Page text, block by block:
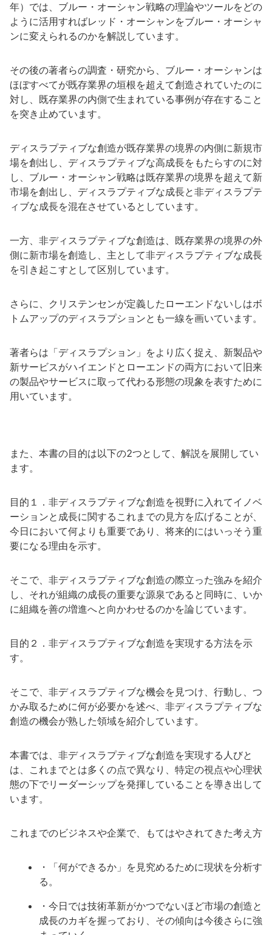
年）では、ブルー・オーシャン戦略の理論やツールをどの
ように活用すればレッド・オーシャンをブルー・オーシャ
ンに変えられるのかを解説しています。
その後の著者らの調査・研究から、ブルー・オーシャンは
ほぼすべてが既存業界の垣根を超えて創造されていたのに
対し、既存業界の内側で生まれている事例が存在すること
を突き止めています。
ディスラプティブな創造が既存業界の境界の内側に新規市
場を創出し、ディスラプティブな高成長をもたらすのに対
し、ブルー・オーシャン戦略は既存業界の境界を超えて新
市場を創出し、ディスラプティブな成長と非ディスラプテ
ィブな成長を混在させているとしています。
一方、非ディスラプティブな創造は、既存業界の境界の外
側に新市場を創造し、主として非ディスラプティブな成長
を引き起こすとして区別しています。
さらに、クリステンセンが定義したローエンドないしはボ
トムアップのディスラプションとも一線を画いています。
著者らは「ディスラプション」をより広く捉え、新製品や
新サービスがハイエンドとローエンドの両方において旧来
の製品やサービスに取って代わる形態の現象を表すために
用いています。
また、本書の目的は以下の2つとして、解説を展開してい
ます。
目的１．非ディスラプティブな創造を視野に入れてイノベ
ーションと成長に関するこれまでの見方を広げることが、
今日において何よりも重要であり、将来的にはいっそう重
要になる理由を示す。
そこで、非ディスラプティブな創造の際立った強みを紹介
し、それが組織の成長の重要な源泉であると同時に、いか
に組織を善の増進へと向かわせるのかを論じています。
目的２．非ディスラプティブな創造を実現する方法を示
す。
そこで、非ディスラプティブな機会を見つけ、行動し、つ
かみ取るために何が必要かを述べ、非ディスラプティブな
創造の機会が熟した領域を紹介しています。
本書では、非ディスラプティブな創造を実現する人びと
は、これまでとは多くの点で異なり、特定の視点や心理状
態の下でリーダーシップを発揮していることを導き出して
います。
これまでのビジネスや企業で、もてはやされてきた考え方
・「何ができるか」を見究めるために現状を分析す
る。
・今日では技術革新がかつでないほど市場の創造と
成長のカギを握っており、その傾向は今後さらに強